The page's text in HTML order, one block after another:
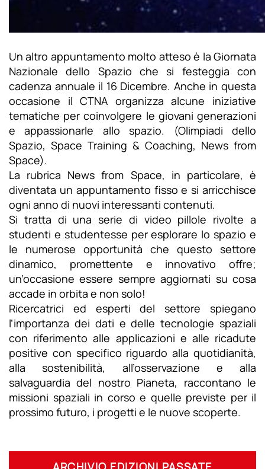
Un altro appuntamento molto atteso è la Giornata
Nazionale dello Spazio che si festeggia con
cadenza annuale il 16 Dicembre. Anche in questa
occasione il CTNA organizza alcune iniziative
tematiche per coinvolgere le giovani generazioni
e appassionarle allo spazio. (Olimpiadi dello
Spazio, Space Training & Coaching, News from
Space).
La rubrica News from Space, in particolare, è
diventata un appuntamento fisso e si arricchisce
ogni anno di nuovi interessanti contenuti.
Si tratta di una serie di video pillole rivolte a
studenti e studentesse per esplorare lo spazio e
le numerose opportunità che questo settore
dinamico, promettente e innovativo offre;
un’occasione essere sempre aggiornati su cosa
accade in orbita e non solo!
Ricercatrici ed esperti del settore spiegano
l’importanza dei dati e delle tecnologie spaziali
con riferimento alle applicazioni e alle ricadute
positive con specifico riguardo alla quotidianità,
alla sostenibilità, all’osservazione e alla
salvaguardia del nostro Pianeta, raccontano le
missioni spaziali in corso e quelle previste per il
prossimo futuro, i progetti e le nuove scoperte.